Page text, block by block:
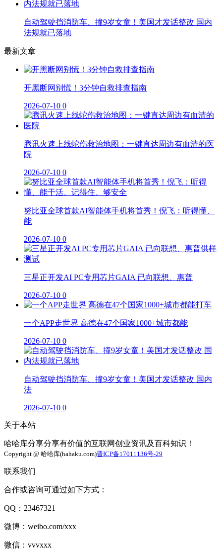
自动驾驶挡消防车、撞9岁女童！美国才发话整改 国内
法规就已落地
最新文章
开黑断网别慌！3分钟自救排查指南
2026-07-10 0
腾讯火速上线蛇伤救治地图：一键直达周边有血清的医
院
2026-07-10 0
努比亚全球首款AI智能体手机将首秀！倪飞：听得懂、
能
2026-07-10 0
三星正开发AI PC专用芯片GAIA 已向联想、惠普
2026-07-10 0
一个APP走世界 高德在47个国家1000+城市都能
2026-07-10 0
自动驾驶挡消防车、撞9岁女童！美国才发话整改 国内
法
2026-07-10 0
关于本站
哈哈库分享分享有价值的互联网创业资讯及百科知识！
Copyright @ 哈哈库(hahaku.com)晋ICP备17011136号-29
联系我们
合作或咨询可通过如下方式：
QQ：23467321
微博：weibo.com/xxx
微信：vvvxxx